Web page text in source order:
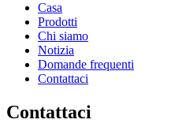
Casa
Prodotti
Chi siamo
Notizia
Domande frequenti
Contattaci
Contattaci